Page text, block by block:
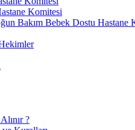
Komitesi
Bakım Bebek Dostu Hastane
?